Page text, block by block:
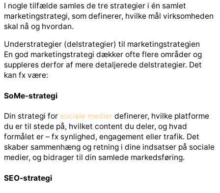
I nogle tilfælde samles de tre strategier i én samlet
marketingstrategi, som definerer, hvilke mål virksomheden
skal nå og hvordan.
Understrategier (delstrategier) til marketingstrategien
En god marketingstrategi dækker ofte flere områder og
suppleres derfor af mere detaljerede delstrategier. Det
kan fx være:
SoMe-strategi
Din strategi for sociale medier definerer, hvilke platforme
du er til stede på, hvilket content du deler, og hvad
formålet er – fx synlighed, engagement eller trafik. Det
skaber sammenhæng og retning i dine indsatser på sociale
medier, og bidrager til din samlede markedsføring.
SEO-strategi